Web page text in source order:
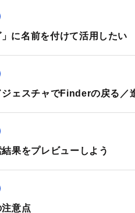
に名前を付けて活用したい
ジェスチャでFinderの戻る／
果をプレビューしよう
意点